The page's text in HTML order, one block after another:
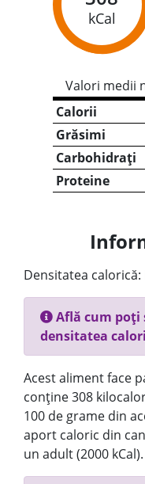
kCal
Valori medii
Calorii
Grăsimi
Carbohidrați
Proteine
Densitatea calorică:
Află cum poți
densitatea
Acest aliment face
conține 308
100 de grame din
aport caloric din
un adult (2000 kCal).